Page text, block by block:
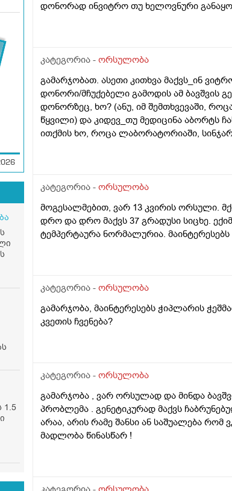
1.5
დონორად ინვიტრო თუ ხელოვნური
კატეგორია - ორსულობა
გამარჯობათ. ასეთი კითხვა მაქვს_ინ
დონორი/მჩუქებელი გამოდის ამ ბავშვის
დონორზეც, ხო? (ანუ, იმ შემთხვევაში,
წყვილი) და კიდევ_თუ მედიცინა აბორტს
ითქმის ხო, როცა ლაბორატორიაში,
კატეგორია - ორსულობა
მოგესალმებით, ვარ 13 კვირის ორსული.
დრო და დრო მაქვს 37 გრადუსი სიცხე.
ტემპერტაურა ნორმალურია.
კატეგორია - ორსულობა
გამარჯობა, მაინტერესებს ჭიპლარის
კვეთის ჩვენება?
კატეგორია - ორსულობა
გამარჯობა , ვარ ორსულად და მინდა
პრობლემა . გენეტიკურად მაქვს
არაა, არის რამე შანსი ან საშუალება
მადლობა წინასწარ !